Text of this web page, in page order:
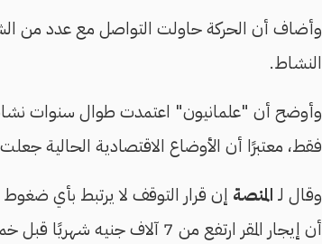
وأضاف أن الحركة حاولت التواصل مع عدد من
النشاط.
وأوضح أن "علمانيون" اعتمدت طوال سنوات
فقط، معتبرًا أن الأوضاع الاقتصادية الحالية جعلت
وقال لـ المنصة إن قرار التوقف لا يرتبط بأي ضغوط